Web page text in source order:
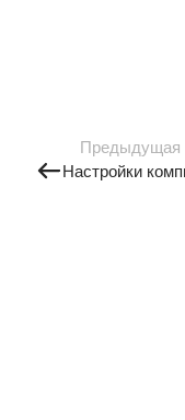
Предыдущая
Настройки